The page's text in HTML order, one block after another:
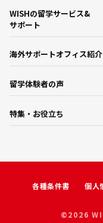
WISHの留学サービス&
サポート
海外サポートオフィス紹介
留学体験者の声
特集・お役立ち
各種条件書 個人
©2026